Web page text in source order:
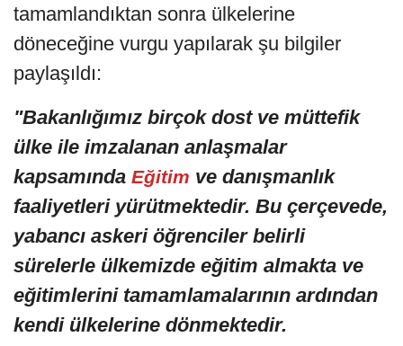
tamamlandıktan sonra ülkelerine
döneceğine vurgu yapılarak şu bilgiler
paylaşıldı:
"Bakanlığımız birçok dost ve müttefik
ülke ile imzalanan anlaşmalar
kapsamında Eğitim ve danışmanlık
faaliyetleri yürütmektedir. Bu çerçevede,
yabancı askeri öğrenciler belirli
sürelerle ülkemizde eğitim almakta ve
eğitimlerini tamamlamalarının ardından
kendi ülkelerine dönmektedir.